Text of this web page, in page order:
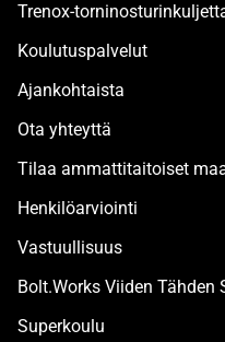
Trenox-
Koulutuspalvelut
Ajankohtaista
Ota yhteyttä
Tilaa ammattitaitoiset
Henkilöarviointi
Vastuullisuus
Bolt.Works Viiden Tähden
Superkoulu